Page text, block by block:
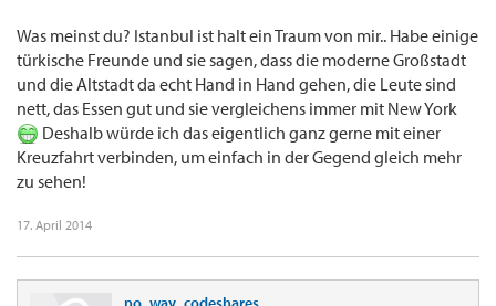
Was meinst du? Istanbul ist halt ein Traum von mir.. Habe einige
türkische Freunde und sie sagen, dass die moderne Großstadt
und die Altstadt da echt Hand in Hand gehen, die Leute sind
nett, das Essen gut und sie vergleichens immer mit New York
Deshalb würde ich das eigentlich ganz gerne mit einer
Kreuzfahrt verbinden, um einfach in der Gegend gleich mehr
zu sehen!
17. April 2014